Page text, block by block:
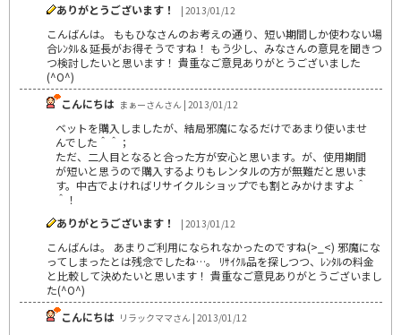
ありがとうございます！
| 2013/01/12
こんばんは。 ももひなさんのお考えの通り、短い期間しか使わない場
合ﾚﾝﾀﾙ＆延長がお得そうですね！ もう少し、みなさんの意見を聞きつ
つ検討したいと思います！ 貴重なご意見ありがとうございました
(^O^)
こんにちは まぁーさんさん | 2013/01/12
ベットを購入しましたが、結局邪魔になるだけであまり使いませ
んでした＾＾；
ただ、二人目となると合った方が安心と思います。が、使用期間
が短いと思うので購入するよりもレンタルの方が無難だと思いま
す。中古でよければリサイクルショップでも割とみかけますよ＾
＾！
ありがとうございます！
| 2013/01/12
こんばんは。 あまりご利用になられなかったのですね(>_<) 邪魔にな
ってしまったとは残念でしたね…。 ﾘｻｲｸﾙ品を探しつつ、ﾚﾝﾀﾙの料金
と比較して決めたいと思います！ 貴重なご意見ありがとうございまし
た(^O^)
こんにちは リラックママさん | 2013/01/12